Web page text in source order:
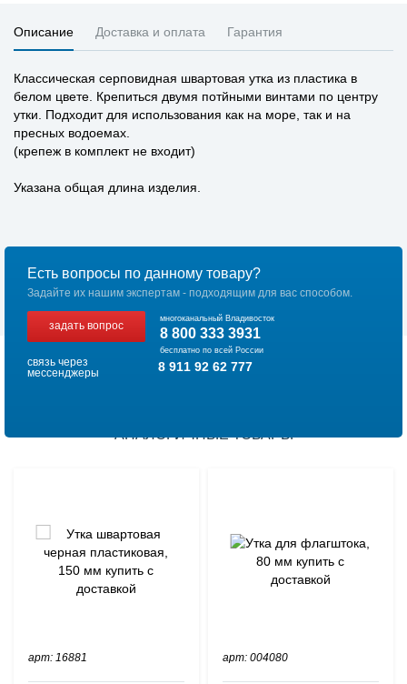
Описание Доставка и оплата Гарантия
Классическая серповидная швартовая утка из пластика в
белом цвете. Крепиться двумя потйными винтами по центру
утки. Подходит для использования как на море, так и на
пресных водоемах.
(крепеж в комплект не входит)
Указана общая длина изделия.
Есть вопросы по данному товару?
Задайте их нашим экспертам - подходящим для вас способом.
задать вопрос
многоканальный Владивосток
8 800 333 3931
бесплатно по всей России
связь через
мессенджеры
8 911 92 62 777
АНАЛОГИЧНЫЕ ТОВАРЫ
арт: 16881 арт: 004080